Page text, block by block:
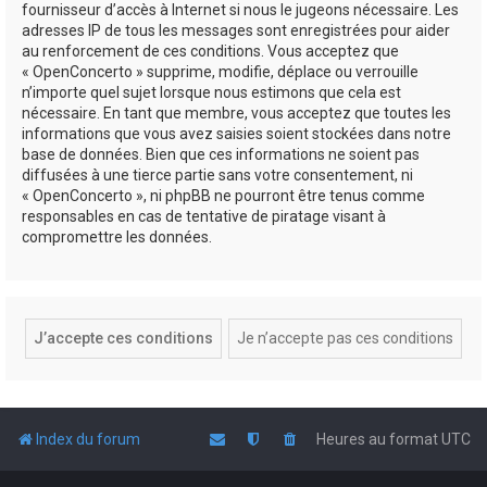
fournisseur d’accès à Internet si nous le jugeons nécessaire. Les
adresses IP de tous les messages sont enregistrées pour aider
au renforcement de ces conditions. Vous acceptez que
« OpenConcerto » supprime, modifie, déplace ou verrouille
n’importe quel sujet lorsque nous estimons que cela est
nécessaire. En tant que membre, vous acceptez que toutes les
informations que vous avez saisies soient stockées dans notre
base de données. Bien que ces informations ne soient pas
diffusées à une tierce partie sans votre consentement, ni
« OpenConcerto », ni phpBB ne pourront être tenus comme
responsables en cas de tentative de piratage visant à
compromettre les données.
Index du forum Heures au formatUTC